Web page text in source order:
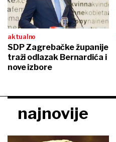
aktualno
SDP Zagrebačke županije
traži odlazak Bernardića i
nove izbore
najnovije